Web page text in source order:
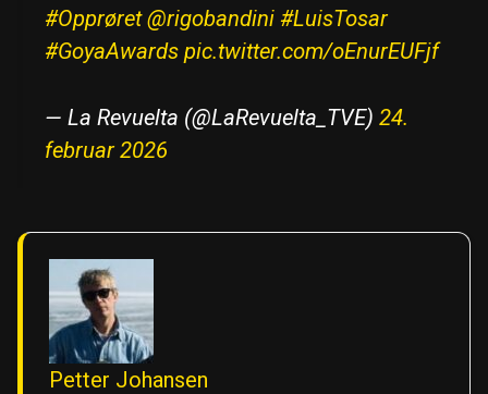
#Opprøret @rigobandini #LuisTosar
#GoyaAwards pic.twitter.com/oEnurEUFjf
— La Revuelta (@LaRevuelta_TVE) 24.
februar 2026
Petter Johansen